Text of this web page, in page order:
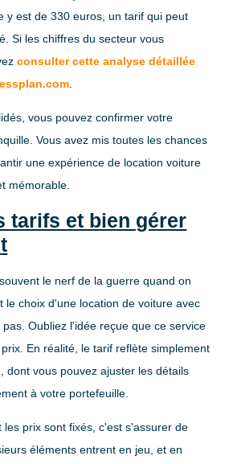
y est de330 euros , un tarif qui peut
Si les chiffres du secteur vous
consulter cette analyse détaillée
vous pouvez confirmer votre
Vous avez mis toutes les chances
une expérience de location voiture
mémorable.
tarifs et bien gérer
le nerf de la guerre quand on
le choix d'une location de voiture avec
pas. Oubliez l'idée reçue que ce service
En réalité, le tarif reflète simplement
dont vous pouvez ajuster les détails
à votre portefeuille.
prix sont fixés, c'est s'assurer de
éléments entrent en jeu, et en